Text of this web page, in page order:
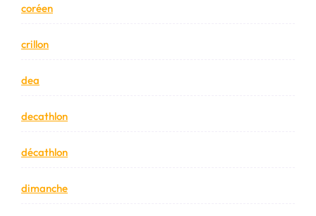
coréen
crillon
dea
decathlon
décathlon
dimanche